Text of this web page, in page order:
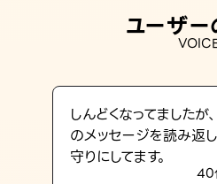
ユーザ
しんどくなってましたが
のメッセージを読み返
守りにしてます。
40